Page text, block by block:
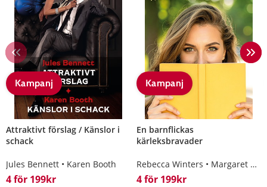
Kampanj
Attraktivt förslag / Känslor i
schack
Jules Bennett Karen Booth
4 för 199kr
Kampanj
En barnflickas
kärleksbravader
Rebecca Winters Margaret Way
4 för 199kr